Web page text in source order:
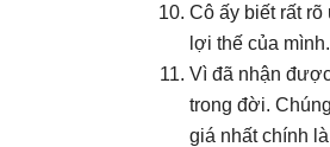
Cô ấy biết rất
lợi thế của mình.
Vì đã nhận
trong đời.
giá nhất chính